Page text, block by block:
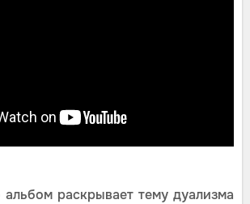
альбом раскрывает тему дуализма